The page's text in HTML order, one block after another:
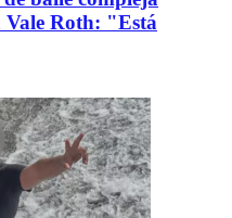
Vale Roth: "Está